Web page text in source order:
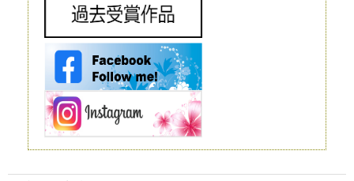
造花は、実在するお花をモチーフにして作られる人工的なお花です。人工
ブドフラワーが原材料に生花を使うのに対し、造花は化学繊維やワイヤー
などを使いますので、まったく性質が異なります。
インテリアやフラワーアレンジメントにもよく利用されており、高いクオ
リティを持つ造花は、値段も高い代わりに驚くほど繊細です。それでも、
ルックスや質感については、やはりほかの花と比較するものではありませ
ん。 もちろん、何も手をかけなくても美しさを保ってくれるということ
は、この造花の大きなメリットだといえるでしょう。
ドライフラワー
ドライフラワーは、プリザーブドフラワー同様、生花から作られるお花で
す。文字どおり、生花を乾燥させたものがドライフラワーです。水分を抜
ことは、このドライフラワーの弱点だといえるでしょう。